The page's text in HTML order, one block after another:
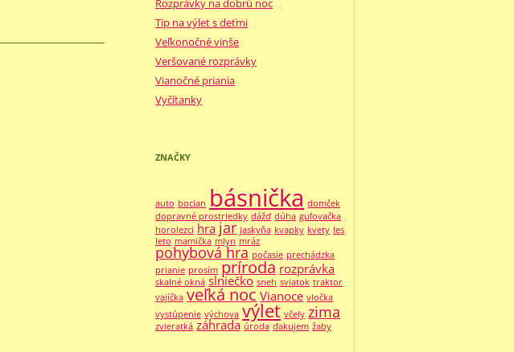
Rozprávky na dobrú noc
Tip na výlet s deťmi
Veľkonočné vinše
Veršované rozprávky
Vianočné priania
Vyčítanky
ZNAČKY
auto bocian básnička domček
dopravné prostriedky dážď dúha guľovačka
horolezci hra jar jaskyňa kvapky kvety les
leto mamička mlyn mráz
pohybová hra počasie prechádzka
prianie prosím príroda rozprávka
skalné okná slniečko sneh sviatok traktor
vajíčka veľká noc Vianoce vločka
vystúpenie výchova výlet včely zima
zvieratká záhrada úroda ďakujem žaby